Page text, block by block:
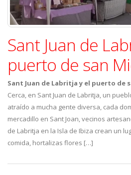
Sant Juan de
puerto de san
Sant Juan de Labritja y el puerto de
Cerca, en Sant Juan de Labritja, un
atraído a mucha gente diversa, cada
mercadillo en Sant Joan, vecinos
de Labritja en la Isla de Ibiza crean un
comida, hortalizas flores […]